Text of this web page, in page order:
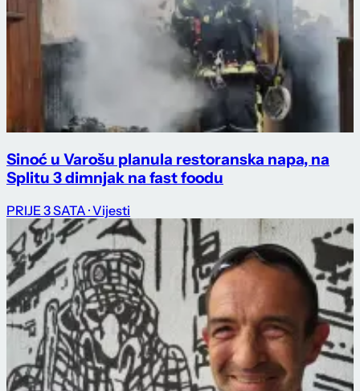
Sinoć u Varošu planula restoranska napa, na
Splitu 3 dimnjak na fast foodu
PRIJE 3 SATA · Vijesti